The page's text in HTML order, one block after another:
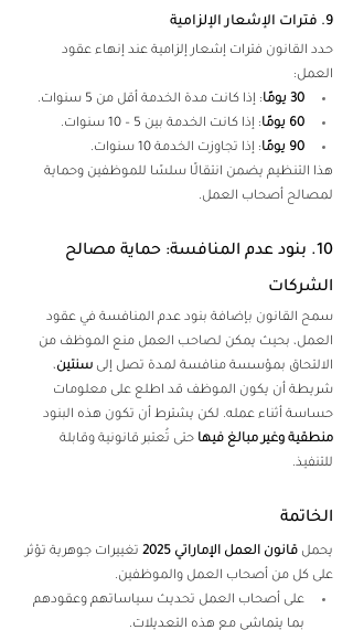
9. فترات الإشعار الإلزامية
حدد القانون فترات إشعار إلزامية عند إنهاء عقود
العمل:
30 يومًا
: إذا كانت مدة الخدمة أقل من 5 سنوات.
60 يومًا
: إذا كانت الخدمة بين 5 – 10 سنوات.
90 يومًا
: إذا تجاوزت الخدمة 10 سنوات.
هذا التنظيم يضمن انتقالًا سلسًا للموظفين وحماية
لمصالح أصحاب العمل.
10. بنود عدم المنافسة: حماية مصالح
الشركات
سمح القانون بإضافة بنود عدم المنافسة في عقود
العمل، بحيث يمكن لصاحب العمل منع الموظف من
الالتحاق بمؤسسة منافسة لمدة تصل إلى سنتين،
شريطة أن يكون الموظف قد اطلع على معلومات
حساسة أثناء عمله. لكن يشترط أن تكون هذه البنود
منطقية وغير مبالغ فيها حتى تُعتبر قانونية وقابلة
للتنفيذ.
الخاتمة
يحمل قانون العمل الإماراتي 2025
تغييرات جوهرية تؤثر
على كل من أصحاب العمل والموظفين.
على أصحاب العمل تحديث سياساتهم وعقودهم
بما يتماشى مع هذه التعديلات.